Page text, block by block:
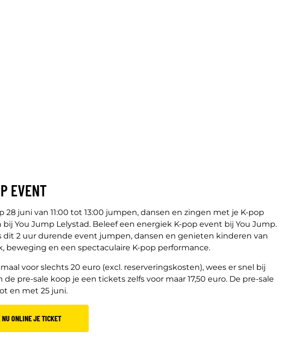
EVENT
28 juni van 11:00 tot 13:00 jumpen, dansen en zingen met je K-pop
bij You Jump Lelystad. Beleef een energiek K-pop event bij You Jump.
dit 2 uur durende event jumpen, dansen en genieten kinderen van
beweging en een spectaculaire K-pop performance.
voor slechts 20 euro (excl. reserveringskosten), wees er snel bij
de pre-sale koop je een tickets zelfs voor maar 17,50 euro. De pre-sale
en met 25 juni.
NU ONLINE JE TICKET